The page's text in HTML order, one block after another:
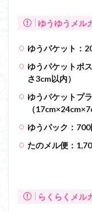
ゆうゆうメル
ゆうパケット：
ゆうパケットポ
さ3cm以内）
ゆうパケットプ
（
ゆうパック：
たのメル便：
らくらくメル